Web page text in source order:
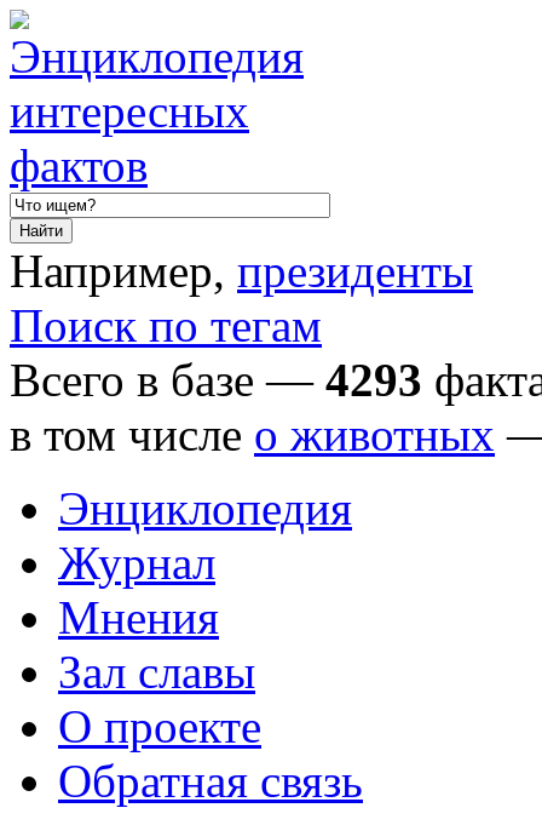
Например, президенты
Поиск по тегам
Всего в базе — 4293
в том числе о животных
Энциклопедия
Журнал
Мнения
Зал славы
О проекте
Обратная связь